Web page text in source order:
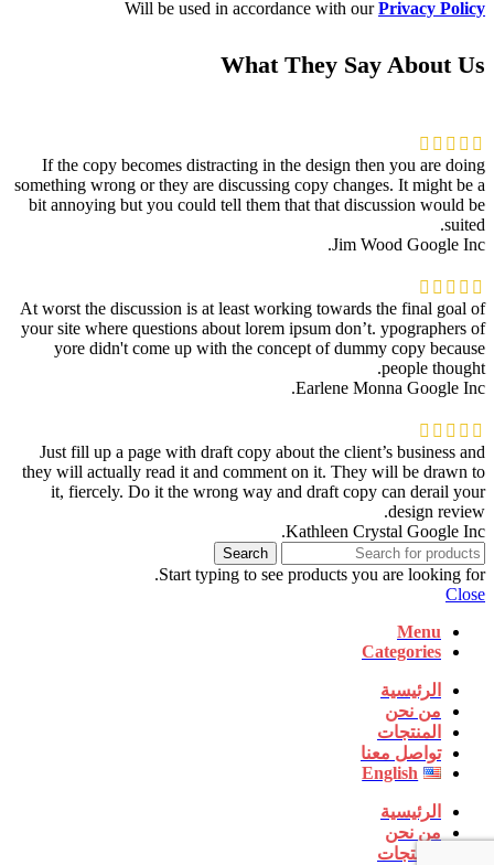
Will be used in accordance with ourPrivacy Policy
What They Say About Us
If the copy becomes distracting in the design then you are doing
something wrong or they are discussing copy changes. It might be a
bit annoying but you could tell them that that discussion would be
suited.
Jim Wood Google Inc.
At worst the discussion is at least working towards the final goal of
your site where questions about lorem ipsum don’t. ypographers of
yore didn't come up with the concept of dummy copy because
people thought.
Earlene Monna Google Inc.
Just fill up a page with draft copy about the client’s business and
they will actually read it and comment on it. They will be drawn to
it, fiercely. Do it the wrong way and draft copy can derail your
design review.
Kathleen Crystal Google Inc.
Search
Start typing to see products you are looking for.
Close
Menu
Categories
الرئيسية
من نحن
المنتجات
تواصل معنا
English
الرئيسية
من نحن
المنتجات